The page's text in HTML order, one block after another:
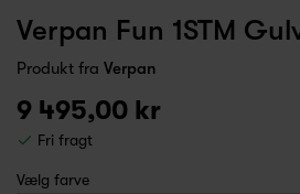
Verpan Fun 1STM
Produkt fra Verpan
9 495,00 kr
Fri fragt
Vælg farve